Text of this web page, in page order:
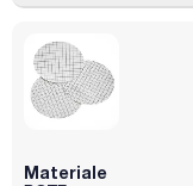
Materiale